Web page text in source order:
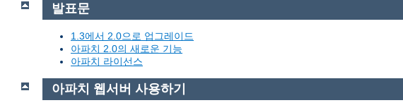
발표문
1.3에서 2.0으로 업그레이드
아파치 2.0의 새로운 기능
아파치 라이선스
아파치 웹서버 사용하기